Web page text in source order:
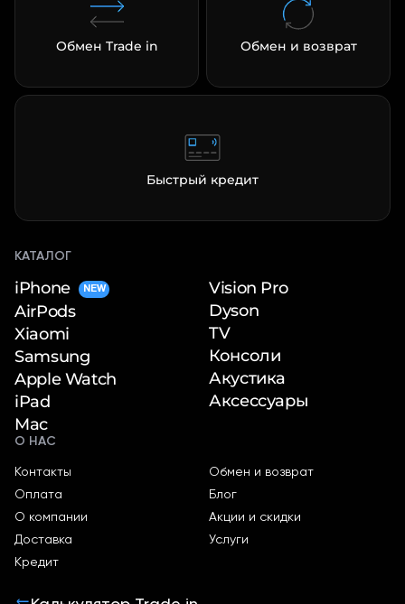
Обмен Trade in Обмен и возврат
Быстрый кредит
КАТАЛОГ
iPhone NEW
AirPods
Xiaomi
Samsung
Apple Watch
iPad
Mac
Vision Pro
Dyson
TV
Консоли
Акустика
Аксессуары
О НАС
Контакты
Оплата
О компании
Доставка
Кредит
Обмен и возврат
Блог
Акции и скидки
Услуги